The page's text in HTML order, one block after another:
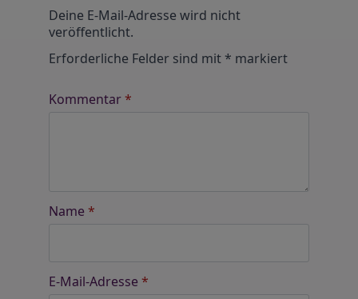
Deine E-Mail-Adresse wird nicht
veröffentlicht.
Erforderliche Felder sind mit* markiert
Kommentar*
Name *
E-Mail-Adresse *